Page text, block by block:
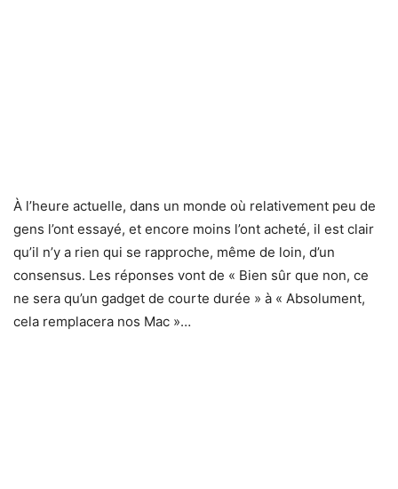
À l’heure actuelle, dans un monde où relativement peu de
gens l’ont essayé, et encore moins l’ont acheté, il est clair
qu’il n’y a rien qui se rapproche, même de loin, d’un
consensus. Les réponses vont de « Bien sûr que non, ce
ne sera qu’un gadget de courte durée » à « Absolument,
cela remplacera nos Mac »…